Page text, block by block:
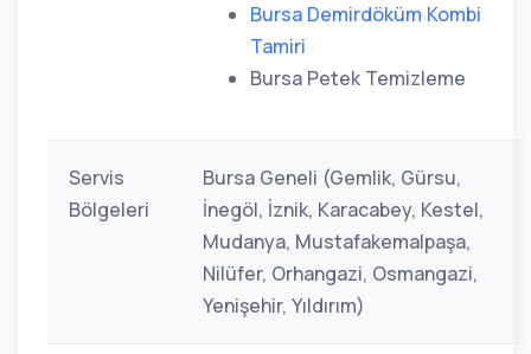
Bursa Demirdöküm Kombi
Tamiri
Bursa Petek Temizleme
Servis
Bölgeleri
Bursa Geneli (Gemlik, Gürsu,
İnegöl, İznik, Karacabey, Kestel,
Mudanya, Mustafakemalpaşa,
Nilüfer, Orhangazi, Osmangazi,
Yenişehir, Yıldırım)